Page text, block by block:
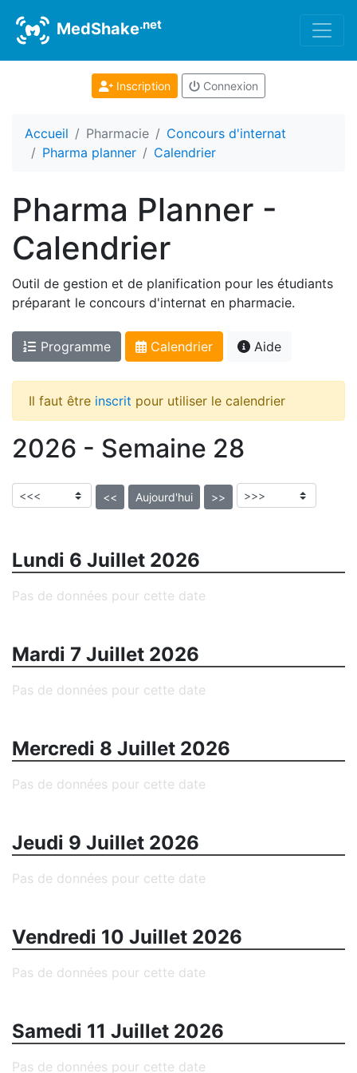
MedShake.net
Inscription Connexion
Accueil Pharmacie
Concours d'internat
Pharma planner
Calendrier
Pharma Planner -
Calendrier
Outil de gestion et de planification pour les étudiants
préparant le concours d'internat en pharmacie.
Programme Calendrier Aide
Il faut être inscrit pour utiliser le calendrier
2026 - Semaine 28
<< Aujourd'hui >>
Lundi 6 Juillet 2026
Pas de données pour cette date
Mardi 7 Juillet 2026
Pas de données pour cette date
Mercredi 8 Juillet 2026
Pas de données pour cette date
Jeudi 9 Juillet 2026
Pas de données pour cette date
Vendredi 10 Juillet 2026
Pas de données pour cette date
Samedi 11 Juillet 2026
Pas de données pour cette date